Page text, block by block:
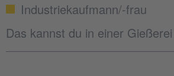
Industriekaufmann/-frau
Das kannst du in einer